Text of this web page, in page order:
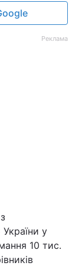
Реклама
у
10 тис.